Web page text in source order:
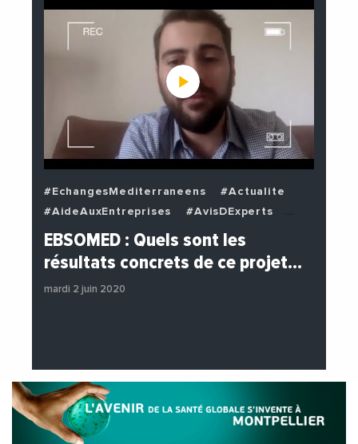
#EchangesMediterraneens
#Actualite
#AideAuxEntreprises
#AvisDExperts
#BuzzNews
#Decideurs
#EchangesMediterraneens
#Entreprises
#Institutions
#PhotosEtVideos
EBSOMED : Quels sont les
résultats concrets de ce projet…
mardi 2 juin 2020